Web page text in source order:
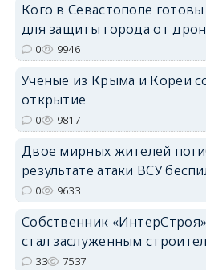
Кого в Севастополе
для защиты города от
0 9946
Учёные из Крыма и Кореи
открытие
0 9817
Двое мирных жителей
результате атаки ВСУ
0 9633
Собственник
стал заслуженным
33 7537